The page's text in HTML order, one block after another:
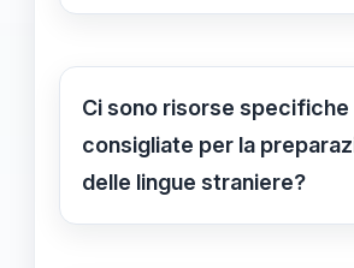
Se non capisci un
partecipare a gruppi di
utilizzare risorse online che
spiegazioni dettagliate e
Ci sono risorse specifiche
consigliate per la
delle lingue straniere?
Sì, piattaforme online, app